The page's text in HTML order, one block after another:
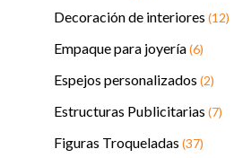
Decoración de interiores (12)
Empaque para joyería(6)
Espejos personalizados (2)
Estructuras Publicitarias (7)
Figuras Troqueladas (37)